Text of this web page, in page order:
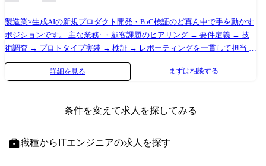
製造業×生成AIの新規プロダクト開発・PoC検証のど真ん中で手を動かす
ポジションです。 主な業務: ・顧客課題のヒアリング → 要件定義 → 技
術調査 → プロトタイプ実装 → 検証 → レポーティングを一貫して担当 ・
RAGシステムの設計・構築(ドキュメント検索、ナレッジベース活用な
ど) ・LLMを組み込んだプロダクトの開発・改善(APIインテグレーショ
詳細を見る まずは相談する
条件を変えて求人を探してみる
職種からITエンジニアの求人を探す